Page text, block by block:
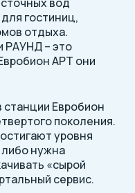
гостиниц,
отдыха.
РАУНД – это
АРТ они
станции Евробион
поколения.
уровня
либо нужна
«сырой
сервис.